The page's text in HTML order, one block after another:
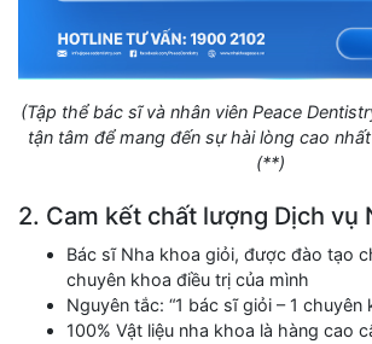
(Tập thể bác sĩ và nhân viên Peace
tận tâm để mang đến sự hài lòng cao
(**)
2. Cam kết chất lượng Dịch vụ
Bác sĩ Nha khoa giỏi, được đào tạo
chuyên khoa điều trị của mình
Nguyên tắc: “1 bác sĩ giỏi – 1 chuyên
100% Vật liệu nha khoa là hàng cao